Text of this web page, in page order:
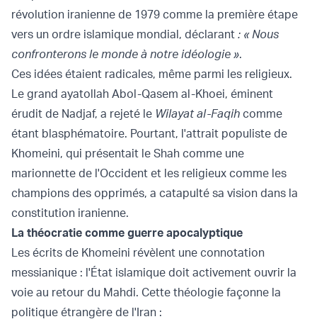
révolution iranienne de 1979 comme la première étape
vers un ordre islamique mondial, déclarant : « Nous
confronterons le monde à notre idéologie ».
Ces idées étaient radicales, même parmi les religieux.
Le grand ayatollah Abol-Qasem al-Khoei, éminent
érudit de Nadjaf, a rejeté le Wilayat al-Faqih comme
étant blasphématoire. Pourtant, l'attrait populiste de
Khomeini, qui présentait le Shah comme une
marionnette de l'Occident et les religieux comme les
champions des opprimés, a catapulté sa vision dans la
constitution iranienne.
La théocratie comme guerre apocalyptique
Les écrits de Khomeini révèlent une connotation
messianique : l'État islamique doit activement ouvrir la
voie au retour du Mahdi. Cette théologie façonne la
politique étrangère de l'Iran :